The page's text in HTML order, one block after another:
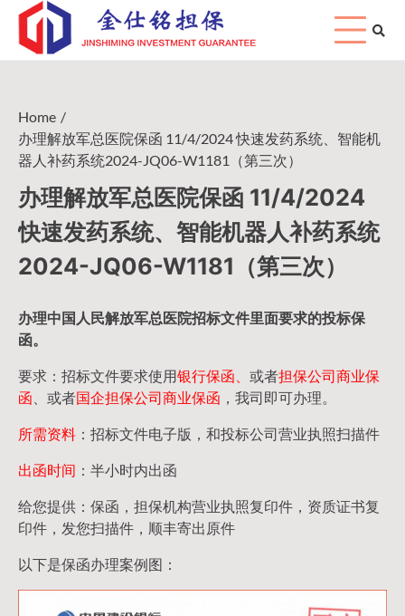
Skip
content
Home
办理解放军总医院保函 11/4/2024 快速发药系统、智能机
器人补药系统2024-JQ06-W1181（第三次）
办理解放军总医院保函 11/4/2024
快速发药系统、智能机器人补药系统
2024-JQ06-W1181（第三次）
办理中国人民解放军总医院招标文件里面要求的投标保
函。
要求：招标文件要求使用银行保函、 或者担保公司商业保
函 、或者国企担保公司商业保函 ，我司即可办理。
所需资料 ：招标文件电子版，和投标公司营业执照扫描件
出函时间 ：半小时内出函
给您提供：保函，担保机构营业执照复印件，资质证书复
印件，发您扫描件，顺丰寄出原件
以下是保函办理案例图：